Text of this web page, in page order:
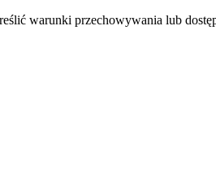
warunki przechowywania lub